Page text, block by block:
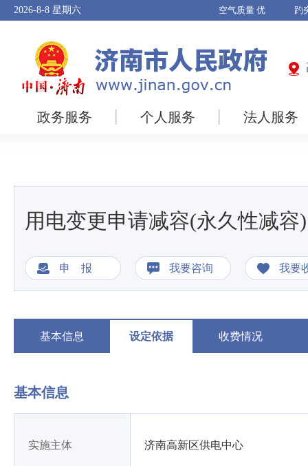
2026-8-8 星期六
政务服务 个人服务 法人服务
用电变更申请减容(永久性减容)
申 报 我要咨询 我要
基本信息 设定依据 收费情况
基本信息
实施主体 济南高新区供电中心